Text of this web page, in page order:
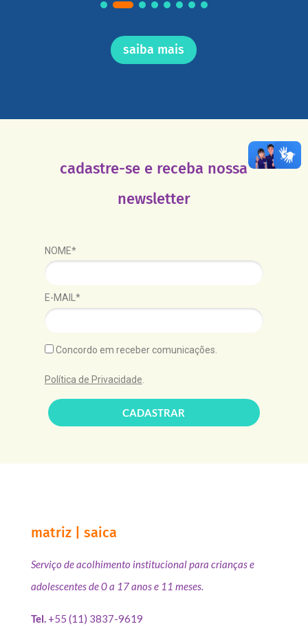
saiba mais
cadastre-se e receba nossa
newsletter
NOME*
E-MAIL*
Concordo em receber comunicações.
Política de Privacidade
CADASTRAR
matriz | saica
Serviço de acolhimento institucional para crianças e
adolescentes de 0 a 17 anos e 11 meses.
Tel.+55 (11) 3837-9619